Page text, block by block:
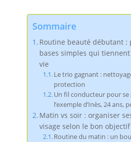
Sommaire
Routine beauté débutant :
bases simples qui
vie
Le trio gagnant :
protection
Un fil conducteur pour se
l’exemple d’Inès, 24 ans,
Matin vs soir : organiser
visage selon le bon objectif
Routine du matin : un